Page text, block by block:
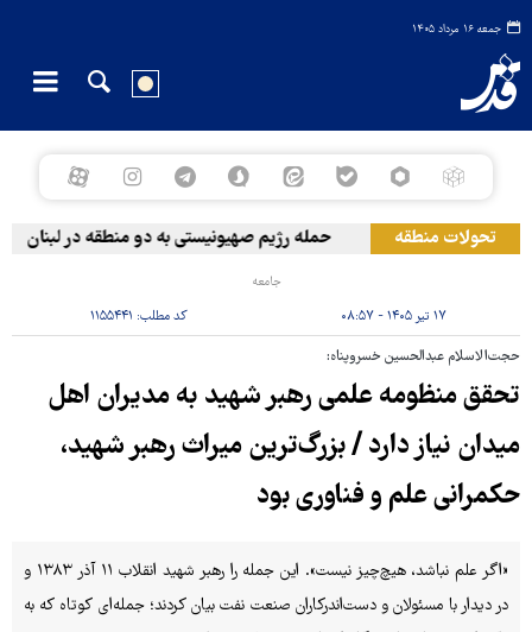
جمعه ۱۶ مرداد ۱۴۰۵
تحولات منطقه حمله رژیم صهیونیستی به دو منطقه در لبنان
جامعه
۱۷ تیر ۱۴۰۵ - ۰۸:۵۷ کد مطلب: ۱۱۵۵۴۴۱
حجت‌الاسلام عبدالحسین خسروپناه:
تحقق منظومه علمی رهبر شهید به مدیران اهل
میدان نیاز دارد / بزرگ‌ترین میراث رهبر شهید،
حکمرانی علم و فناوری بود
«اگر علم نباشد، هیچ‌چیز نیست». این جمله را رهبر شهید انقلاب ۱۱ آذر ۱۳۸۳ و
در دیدار با مسئولان و دست‌اندرکاران صنعت نفت بیان کردند؛ جمله‌ای کوتاه که به